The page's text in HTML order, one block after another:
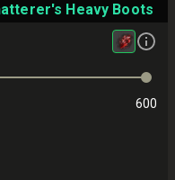
Heavy Boots
600